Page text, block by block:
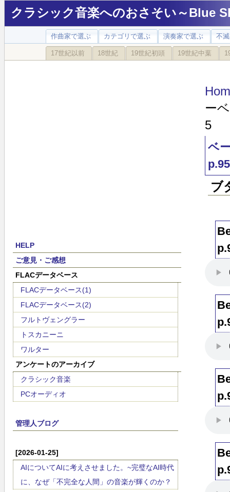
クラシック音楽へのおさそい～Blue
作曲家で選ぶ カテゴリで選ぶ 演奏家で選ぶ 不
17世紀以前 18世紀 19世紀初頭 19世紀中葉
HELP
ご意見・ご感想
FLACデータベース
FLACデータベース(1)
FLACデータベース(2)
フルトヴェングラー
トスカニーニ
ワルター
アンケートのアーカイブ
クラシック音楽
PCオーディオ
管理人ブログ
[2026-01-25]
AIについてAIに考えさせました。~完璧なAI時代
に、なぜ「不完全な人間」の音楽が輝くのか？
ー
5
ベ
p.95
ブ